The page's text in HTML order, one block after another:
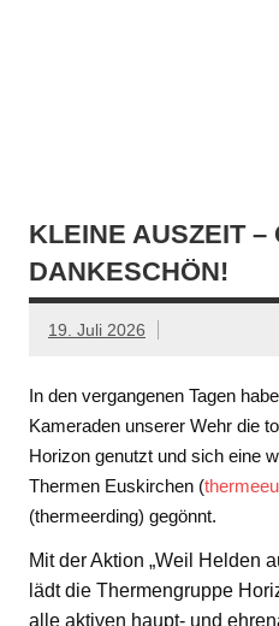
KLEINE AUSZEIT –
ANKESCHÖN!
19. Juli 2026
In den vergangenen Tagen
Kameraden unserer Wehr die
Horizon genutzt und sich eine
Thermen Euskirchen (
(thermeerding) gegönnt.
Mit der Aktion „Weil Helden
lädt die Thermengruppe
alle aktiven haupt- und